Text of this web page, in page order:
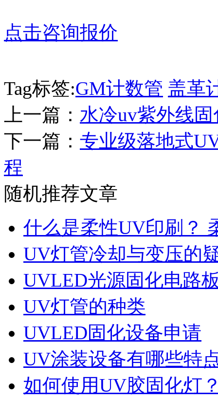
点击咨询报价
Tag标签:GM计数管 盖革
上一篇： 水冷uv紫外线
下一篇： 专业级落地式
程
随机推荐文章
什么是柔性UV印刷？
UV灯管冷却与变压的
UVLED光源固化电路
UV灯管的种类
UVLED固化设备申请
UV涂装设备有哪些特
如何使用UV胶固化灯